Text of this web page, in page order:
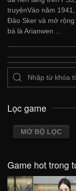
truyệnVào năm
Đảo Sker và mở rộng
bà là Arianwen ...
Lọc game
MỞ BỘ LỌC
Game hot trong